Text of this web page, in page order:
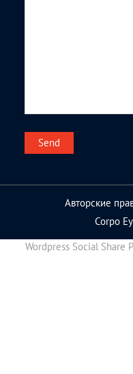
Авторские
Corpo
Wordpress Social Share